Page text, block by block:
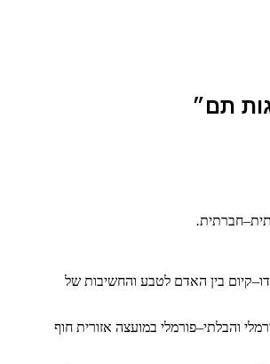
תם״
–חברתית.
דו–קיום בין האדם לטבע והחשיבות של
והבלתי–פורמלי במועצה אזורית חוף